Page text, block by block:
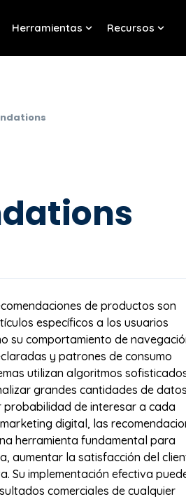
Herramientas
Show submenu for
Recursos
de productos son
específicos a los usuarios
su comportamiento de
y patrones de consumo
utilizan algoritmos
grandes cantidades de
de interesar a cada
digital, las
herramienta fundamental para
aumentar la satisfacción del
Su implementación efectiva
comerciales de cualquier